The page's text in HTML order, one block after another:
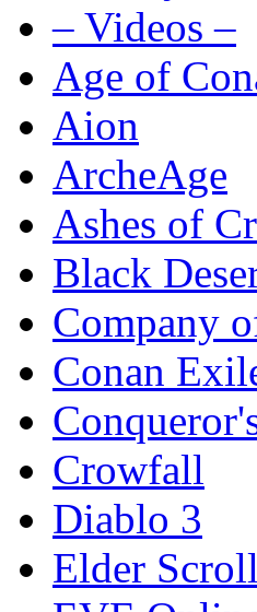
– Videos –
Age of
Aion
ArcheAge
Ashes of
Black
Company
Conan
Crowfall
Diablo 3
Elder